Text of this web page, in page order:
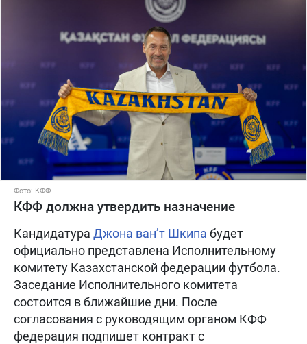
Фото: КФФ
КФФ должна утвердить назначение
Кандидатура Джона ван’т Шкипа будет
официально представлена Исполнительному
комитету Казахстанской федерации футбола.
Заседание Исполнительного комитета
состоится в ближайшие дни. После
согласования с руководящим органом КФФ
федерация подпишет контракт с